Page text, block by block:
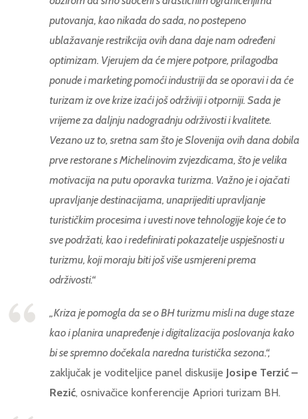
putovanja, kao nikada do sada, no postepeno
ublažavanje restrikcija ovih dana daje nam određeni
optimizam. Vjerujem da će mjere potpore, prilagodba
ponude i marketing pomoći industriji da se oporavi i da će
turizam iz ove krize izaći još održiviji i otporniji. Sada je
vrijeme za daljnju nadogradnju održivosti i kvalitete.
Vezano uz to, sretna sam što je Slovenija ovih dana dobila
prve restorane s Michelinovim zvjezdicama, što je velika
motivacija na putu oporavka turizma. Važno je i ojačati
upravljanje destinacijama, unaprijediti upravljanje
turističkim procesima i uvesti nove tehnologije koje će to
sve podržati, kao i redefinirati pokazatelje uspješnosti u
turizmu, koji moraju biti još više usmjereni prema
održivosti.“
„Kriza je pomogla da se o BH turizmu misli na duge staze
kao i planira unapređenje i digitalizacija poslovanja kako
bi se spremno dočekala naredna turistička sezona.“,
zaključak je voditeljice panel diskusije Josipe Terzić –
Rezić, osnivačice konferencije Apriori turizam BH.